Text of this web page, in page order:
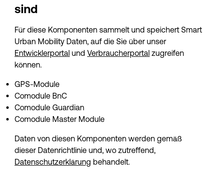
sind
Für diese Komponenten sammelt und speichert Smart
Entwicklerportal und Verbraucherportal zugreifen
können.
GPS-Module
Comodule BnC
Comodule Guardian
Comodule Master Module
Daten von diesen Komponenten werden gemäß
Datenschutzerklärung behandelt.